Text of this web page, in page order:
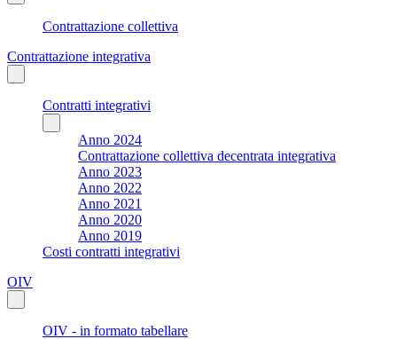
Contrattazione collettiva
Contrattazione integrativa
Contratti integrativi
Anno 2024
Contrattazione collettiva decentrata integrativa
Anno 2023
Anno 2022
Anno 2021
Anno 2020
Anno 2019
Costi contratti integrativi
OIV
OIV - in formato tabellare